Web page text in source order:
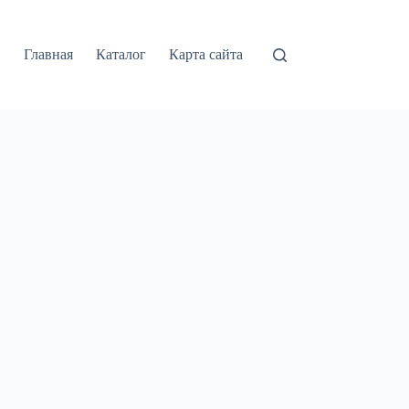
Главная Каталог Карта сайта